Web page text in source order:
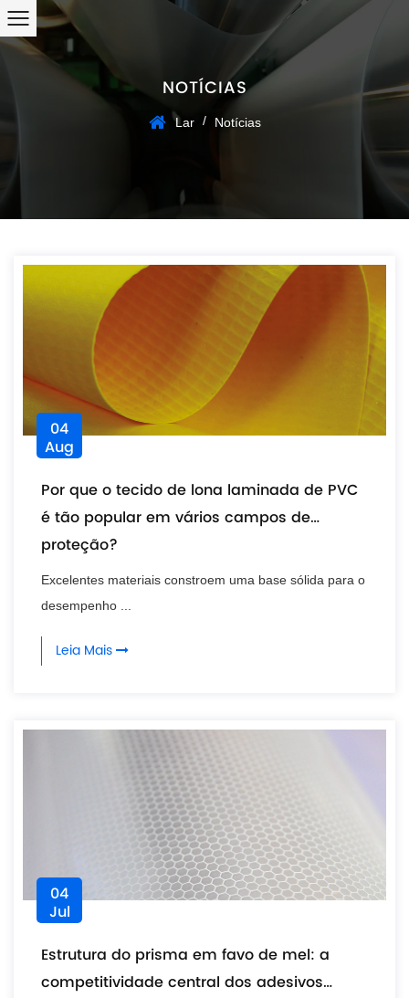
NOTÍCIAS
Lar / Notícias
04
Aug
Por que o tecido de lona laminada de PVC
é tão popular em vários campos de
proteção?
Excelentes materiais constroem uma base sólida para o
desempenho ...
Leia Mais
04
Jul
Estrutura do prisma em favo de mel: a
competitividade central dos adesivos